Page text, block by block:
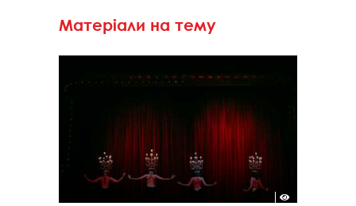
Матеріали на тему